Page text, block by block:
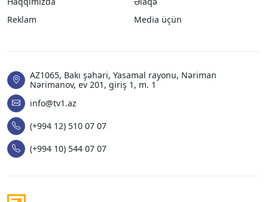
Reklam
Media üçün
AZ1065, Bakı şəhəri, Yasamal rayonu, Nəriman
Nərimanov, ev 201, giriş 1, m. 1
info@tv1.az
(+994 12) 510 07 07
(+994 10) 544 07 07